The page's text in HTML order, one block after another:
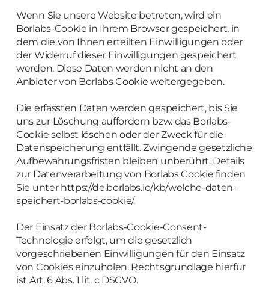
Wenn Sie unsere Website betreten, wird ein
Borlabs-Cookie in Ihrem Browser gespeichert, in
dem die von Ihnen erteilten Einwilligungen oder
der Widerruf dieser Einwilligungen gespeichert
werden. Diese Daten werden nicht an den
Anbieter von Borlabs Cookie weitergegeben.
Die erfassten Daten werden gespeichert, bis Sie
uns zur Löschung auffordern bzw. das Borlabs-
Cookie selbst löschen oder der Zweck für die
Datenspeicherung entfällt. Zwingende gesetzliche
Aufbewahrungsfristen bleiben unberührt. Details
zur Datenverarbeitung von Borlabs Cookie finden
Sie unter https://de.borlabs.io/kb/welche-daten-
speichert-borlabs-cookie/.
Der Einsatz der Borlabs-Cookie-Consent-
Technologie erfolgt, um die gesetzlich
vorgeschriebenen Einwilligungen für den Einsatz
von Cookies einzuholen. Rechtsgrundlage hierfür
ist Art. 6 Abs. 1 lit. c DSGVO.